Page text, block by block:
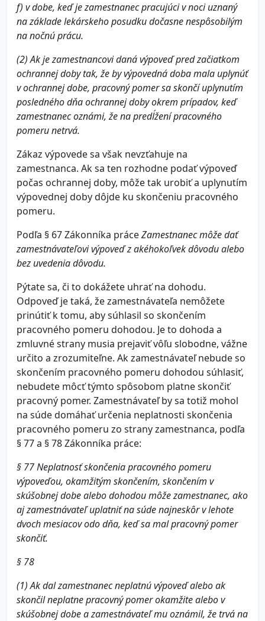
f) v dobe, keď je zamestnanec pracujúci v noci uznaný
na základe lekárskeho posudku dočasne nespôsobilým
na nočnú prácu.
(2) Ak je zamestnancovi daná výpoveď pred začiatkom
ochrannej doby tak, že by výpovedná doba mala uplynúť
v ochrannej dobe, pracovný pomer sa skončí uplynutím
posledného dňa ochrannej doby okrem prípadov, keď
zamestnanec oznámi, že na predĺžení pracovného
pomeru netrvá.
Zákaz výpovede sa však nevzťahuje na
zamestnanca. Ak sa ten rozhodne podať výpoveď
počas ochrannej doby, môže tak urobiť a uplynutím
výpovednej doby dôjde ku skončeniu pracovného
pomeru.
Podľa § 67 Zákonníka práceZamestnanec môže dať
zamestnávateľovi výpoveď z akéhokoľvek dôvodu alebo
bez uvedenia dôvodu.
Pýtate sa, či to dokážete uhrať na dohodu.
Odpoveď je taká, že zamestnávateľa nemôžete
prinútiť k tomu, aby súhlasil so skončením
pracovného pomeru dohodou. Je to dohoda a
zmluvné strany musia prejaviť vôľu slobodne, vážne
určito a zrozumiteľne. Ak zamestnávateľ nebude so
skončením pracovného pomeru dohodou súhlasiť,
nebudete môcť týmto spôsobom platne skončiť
pracovný pomer. Zamestnávateľ by sa totiž mohol
na súde domáhať určenia neplatnosti skončenia
pracovného pomeru zo strany zamestnanca, podľa
§ 77 a § 78 Zákonníka práce:
§ 77 Neplatnosť skončenia pracovného pomeru
výpoveďou, okamžitým skončením, skončením v
skúšobnej dobe alebo dohodou môže zamestnanec, ako
aj zamestnávateľ uplatniť na súde najneskôr v lehote
dvoch mesiacov odo dňa, keď sa mal pracovný pomer
skončiť.
§ 78
(1) Ak dal zamestnanec neplatnú výpoveď alebo ak
skončil neplatne pracovný pomer okamžite alebo v
skúšobnej dobe a zamestnávateľ mu oznámil, že trvá na